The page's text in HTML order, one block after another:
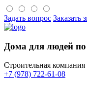
Задать вопрос Заказать
Дома для людей
Строительная
+7 (978) 722-61-08